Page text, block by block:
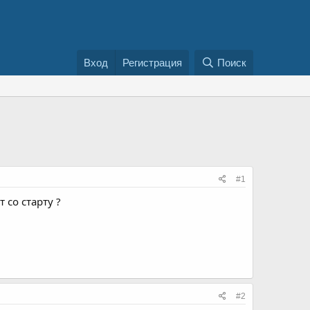
Вход Регистрация Поиск
#1
старту ?
#2